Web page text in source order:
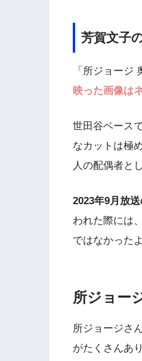
芳賀文子
「所ジョージ
映った画像は
世田谷ベース
なカットは極
人の配偶者と
2023年9月放
われた際には
ではなかった
所ジョー
所ジョージさ
がたくさんあ